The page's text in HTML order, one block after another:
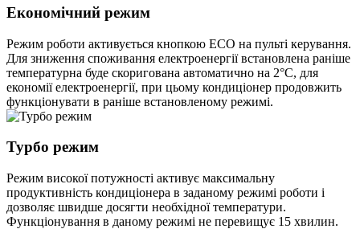
Економічний режим
Режим роботи активується кнопкою ECO на пульті керування.
Для зниження споживання електроенергії встановлена раніше
температурна буде скоригована автоматично на 2°С, для
економії електроенергії, при цьому кондиціонер продовжить
функціонувати в раніше встановленому режимі.
Турбо режим
Режим високої потужності активує максимальну
продуктивність кондиціонера в заданому режимі роботи і
дозволяє швидше досягти необхідної температури.
Функціонування в даному режимі не перевищує 15 хвилин.